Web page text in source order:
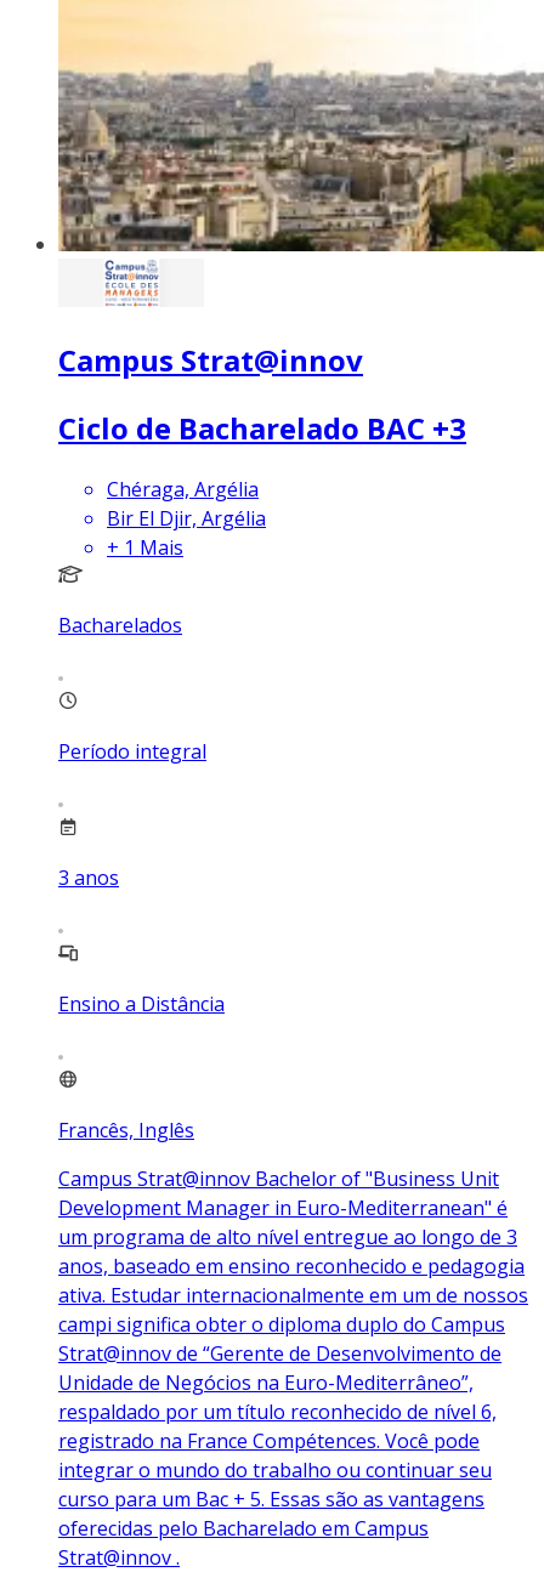
Campus Strat@innov
Ciclo de Bacharelado BAC +3
Chéraga, Argélia
Bir El Djir, Argélia
+ 1 Mais
Bacharelados
Período integral
3 anos
Ensino a Distância
Francês, Inglês
Campus Strat@innov Bachelor of "Business Unit
Development Manager in Euro-Mediterranean" é
um programa de alto nível entregue ao longo de 3
anos, baseado em ensino reconhecido e pedagogia
ativa. Estudar internacionalmente em um de nossos
campi significa obter o diploma duplo do Campus
Strat@innov de “Gerente de Desenvolvimento de
Unidade de Negócios na Euro-Mediterrâneo”,
respaldado por um título reconhecido de nível 6,
registrado na France Compétences. Você pode
integrar o mundo do trabalho ou continuar seu
curso para um Bac + 5. Essas são as vantagens
oferecidas pelo Bacharelado em Campus
Strat@innov .